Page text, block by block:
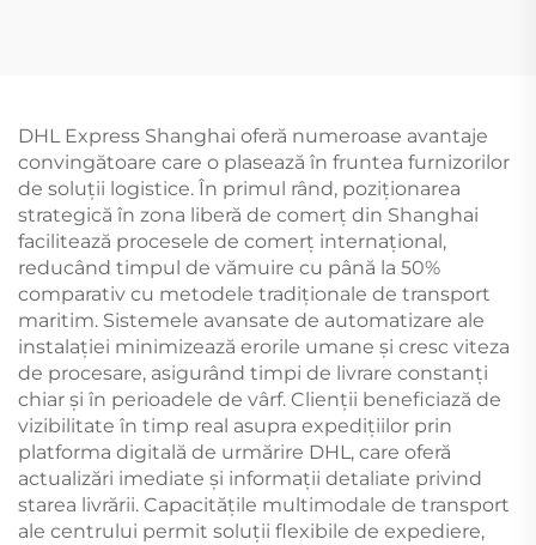
DHL Express Shanghai oferă numeroase avantaje
convingătoare care o plasează în fruntea furnizorilor
de soluții logistice. În primul rând, poziționarea
strategică în zona liberă de comerț din Shanghai
facilitează procesele de comerț internațional,
reducând timpul de vămuire cu până la 50%
comparativ cu metodele tradiționale de transport
maritim. Sistemele avansate de automatizare ale
instalației minimizează erorile umane și cresc viteza
de procesare, asigurând timpi de livrare constanți
chiar și în perioadele de vârf. Clienții beneficiază de
vizibilitate în timp real asupra expedițiilor prin
platforma digitală de urmărire DHL, care oferă
actualizări imediate și informații detaliate privind
starea livrării. Capacitățile multimodale de transport
ale centrului permit soluții flexibile de expediere,